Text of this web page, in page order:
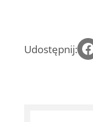
Udostępnij: Share on Facebook